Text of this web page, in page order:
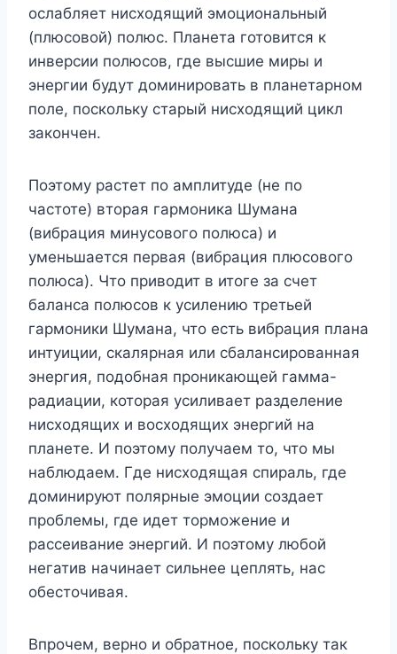
ослабляет нисходящий эмоциональный
(плюсовой) полюс. Планета готовится к
инверсии полюсов, где высшие миры и
энергии будут доминировать в планетарном
поле, поскольку старый нисходящий цикл
закончен.
Поэтому растет по амплитуде (не по
частоте) вторая гармоника Шумана
(вибрация минусового полюса) и
уменьшается первая (вибрация плюсового
полюса). Что приводит в итоге за счет
баланса полюсов к усилению третьей
гармоники Шумана, что есть вибрация плана
интуиции, скалярная или сбалансированная
энергия, подобная проникающей гамма-
радиации, которая усиливает разделение
нисходящих и восходящих энергий на
планете. И поэтому получаем то, что мы
наблюдаем. Где нисходящая спираль, где
доминируют полярные эмоции создает
проблемы, где идет торможение и
рассеивание энергий. И поэтому любой
негатив начинает сильнее цеплять, нас
обесточивая.
Впрочем, верно и обратное, поскольку так